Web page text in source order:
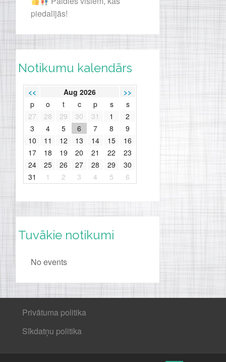
piedalījās!
Notikumu kalendārs
<< Aug 2026
>>
p
o t c p s
s
27
28 29 30 31 1
2
3
4 5 6 7 8
9
10
11 12 13 14 15
16
17
18 19 20 21 22
23
24
25 26 27 28 29
30
31
1 2 3 4 5 6
Tuvākie notikumi
No events
Privātuma politika
Sīkdatņu politika